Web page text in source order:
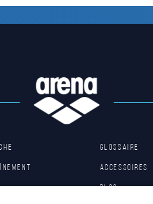
Glossaire
Accessoires
Blog